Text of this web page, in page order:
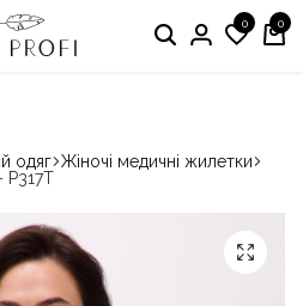
виробник медичного одягу» 0 0
одяг Жіночі медичні жилетки